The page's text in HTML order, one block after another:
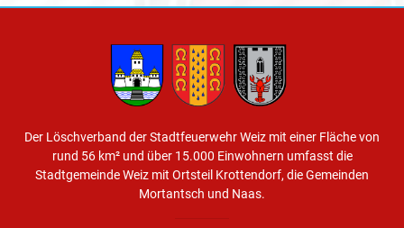
Der Löschverband der Stadtfeuerwehr Weiz mit einer Fläche von
rund 56 km² und über 15.000 Einwohnern umfasst die
Stadtgemeinde Weiz mit Ortsteil Krottendorf, die Gemeinden
Mortantsch und Naas.